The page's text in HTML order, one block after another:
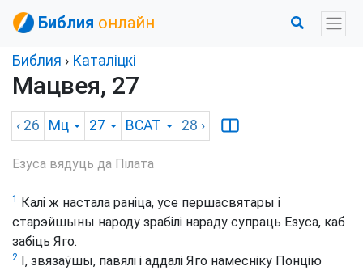
Библия онлайн
Библия › Каталіцкі
Мацвея, 27
‹ 26 Мц 27 BCAT 28 ›
Езуса вядуць да Пілата
1
Калі ж настала раніца, усе першасвятары і
старэйшыны народу зрабілі нараду супраць Езуса, каб
забіць Яго.
2
І, звязаўшы, павялі і аддалі Яго намесніку Понцію